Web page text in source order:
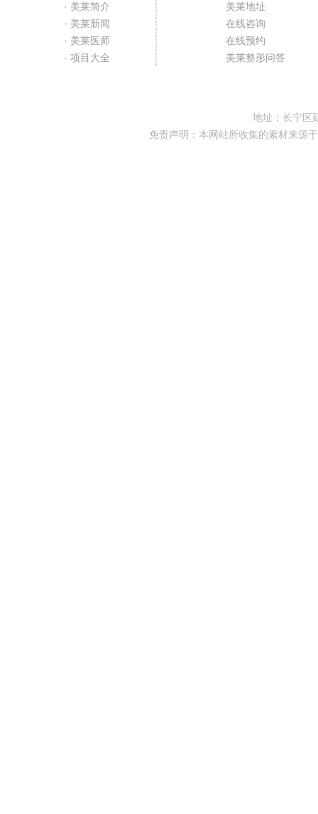
· 美莱简介
· 美莱新闻
· 美莱医师
· 项目大全
美莱地址
在线咨询
在线预约
美莱整形问答
地址：长宁区
免责声明：本网站所收集的素材来源